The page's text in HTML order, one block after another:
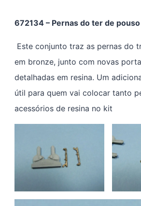
672134 – Pernas do ter de
Este conjunto traz as pernas do
em bronze, junto com novas
detalhadas em resina. Um
útil para quem vai colocar tanto
acessórios de resina no kit